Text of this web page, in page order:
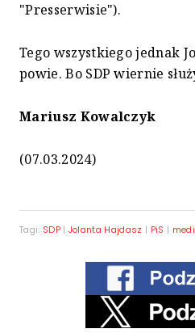
"Presserwisie").
Tego wszystkiego jednak
powie. Bo SDP wiernie
Mariusz Kowalczyk
(07.03.2024)
Tagi: SDP| Jolanta Hajdasz | PiS |